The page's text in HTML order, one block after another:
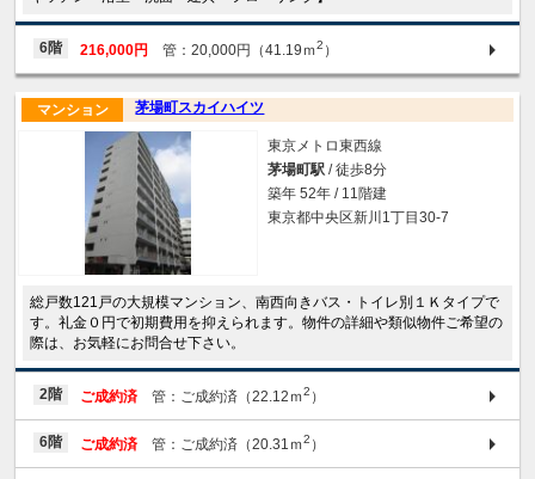
6階 216,000円 管：20,000円（41.19ｍ2 ）
茅場町スカイハイツ
マンション
東京メトロ東西線
茅場町駅 / 徒歩8分
築年 52年 / 11階建
東京都中央区新川1丁目30-7
総戸数121戸の大規模マンション、南西向きバス・トイレ別１Ｋタイプで
す。礼金０円で初期費用を抑えられます。物件の詳細や類似物件ご希望の
際は、お気軽にお問合せ下さい。
2階 ご成約済 管：ご成約済（22.12ｍ2 ）
6階 ご成約済 管：ご成約済（20.31ｍ2 ）